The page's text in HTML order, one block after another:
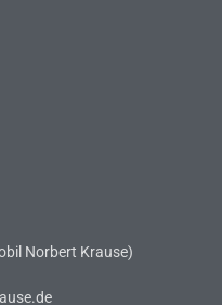
Norbert Krause)